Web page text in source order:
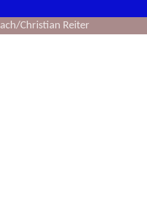
Christian Reiter